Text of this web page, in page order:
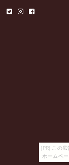
[PR] この
ホームペ